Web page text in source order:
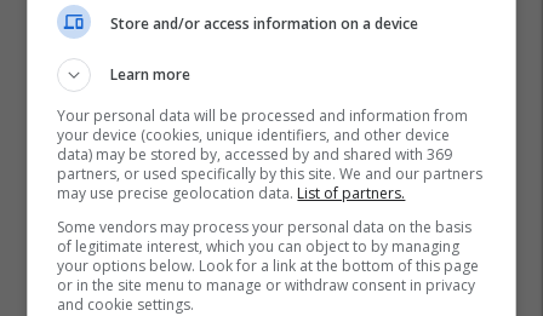
Store and/or access information on a device
Learn more
Your personal data will be processed and information from
your device (cookies, unique identifiers, and other device
data) may be stored by, accessed by and shared with 369
partners, or used specifically by this site. We and our partners
may use precise geolocation data. List of partners.
Some vendors may process your personal data on the basis
of legitimate interest, which you can object to by managing
your options below. Look for a link at the bottom of this page
or in the site menu to manage or withdraw consent in privacy
and cookie settings.